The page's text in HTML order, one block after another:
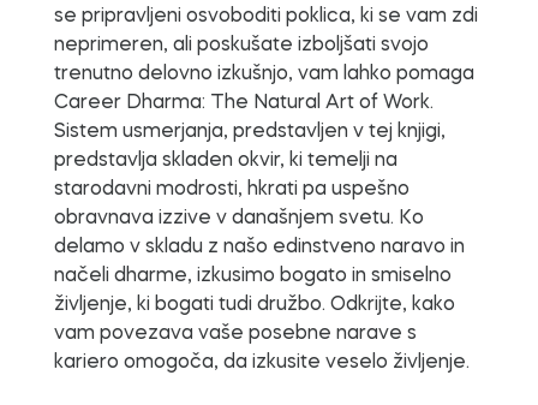
se pripravljeni osvoboditi poklica, ki se vam zdi
neprimeren, ali poskušate izboljšati svojo
trenutno delovno izkušnjo, vam lahko pomaga
Career Dharma: The Natural Art of Work.
Sistem usmerjanja, predstavljen v tej knjigi,
predstavlja skladen okvir, ki temelji na
starodavni modrosti, hkrati pa uspešno
obravnava izzive v današnjem svetu. Ko
delamo v skladu z našo edinstveno naravo in
načeli dharme, izkusimo bogato in smiselno
življenje, ki bogati tudi družbo. Odkrijte, kako
vam povezava vaše posebne narave s
kariero omogoča, da izkusite veselo življenje.